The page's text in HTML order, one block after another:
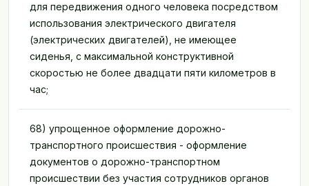
для передвижения одного человека посредством
использования электрического двигателя
(электрических двигателей), не имеющее
сиденья, с максимальной конструктивной
скоростью не более двадцати пяти километров в
час;
68) упрощенное оформление дорожно-
транспортного происшествия - оформление
документов о дорожно-транспортном
происшествии без участия сотрудников органов